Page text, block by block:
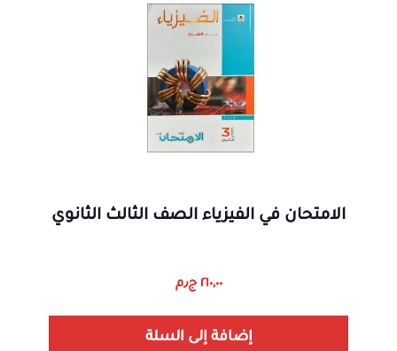
الامتحان في الفيزياء الصف الثالث الثانوي
٢١٠,٠٠ ج٫م
إضافة إلى السلة